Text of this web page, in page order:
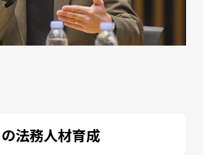
法務人材育成